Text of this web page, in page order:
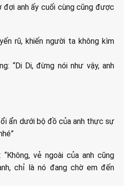
đợi anh ấy cuối cùng cũng được
rũ, khiến người ta không kìm
“Di Di, đừng nói như vậy, anh
ẩn dưới bộ đồ của anh thực sự
vẻ ngoài của anh cũng
chỉ là nó đang chờ em đến